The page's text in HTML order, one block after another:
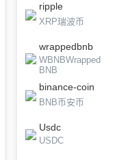
ripple
XRP瑞波币
wrappedbnb
WBNBWrapped
BNB
binance-coin
BNB币安币
Usdc
USDC